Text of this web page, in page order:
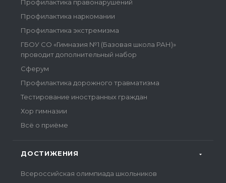
Профилактика правонарушений
Профилактика наркомании
Профилактика экстремизма
ГБОУ СО «Гимназия №1 (Базовая школа РАН)»
проводит дополнительный набор
Сферум
Профилактика дорожного травматизма
Тестирование иностранных граждан
Хор гимназии
Всё о приёме
ДОСТИЖЕНИЯ
Всероссийская олимпиада школьников